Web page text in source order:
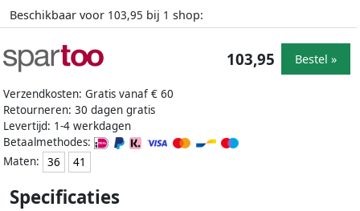
Beschikbaar voor 103,95 bij 1 shop:
Verzendkosten: Gratis vanaf € 60
Retourneren: 30 dagen gratis
Levertijd: 1-4 werkdagen
Betaalmethodes:
Maten:
36 41
103,95 Bestel »
Specificaties